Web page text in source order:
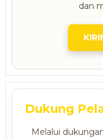
dan
Dukung
Melalui